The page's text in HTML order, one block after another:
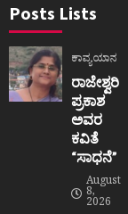
Posts Lists
ಕಾವ್ಯಯಾನ
ರಾಜೇಶ್ವರಿ
ಪ್ರಕಾಶ
ಅವರ
ಕವಿತೆ
“ಸಾಧನೆ”
August
8,
2026